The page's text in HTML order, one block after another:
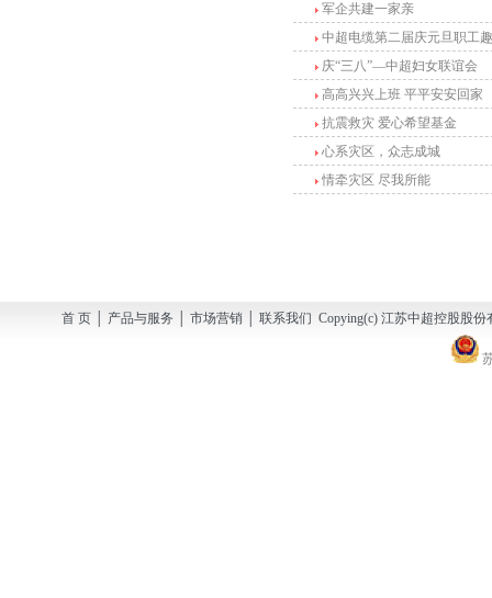
军企共建一家亲
中超电缆第二届庆元旦职工
庆“三八”—中超妇女联谊会
高高兴兴上班 平平安安回家
抗震救灾 爱心希望基金
心系灾区，众志成城
情牵灾区 尽我所能
首 页 │ 产品与服务 │ 市场营销 │ 联系我们 Copying(c) 江苏中超控股股